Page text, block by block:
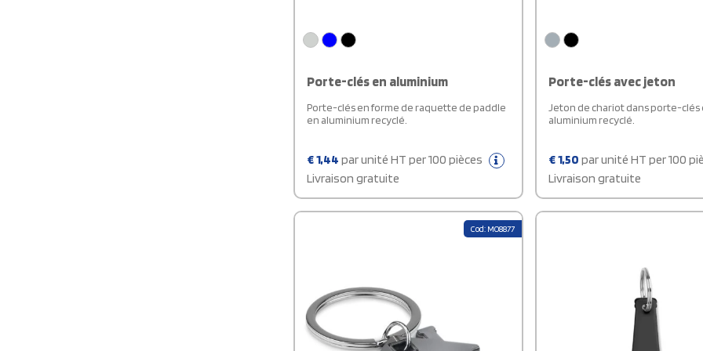
Porte-clés en aluminium
Porte-clés en forme de raquette de paddle
en aluminium recyclé.
€1,44 par unité HT per 100 pièces
Livraison gratuite
Porte-clés avec jeton
Jeton de chariot dans porte-clés
aluminium recyclé.
€1,50 par unité HT per 100
Livraison gratuite
Cod: MO8877